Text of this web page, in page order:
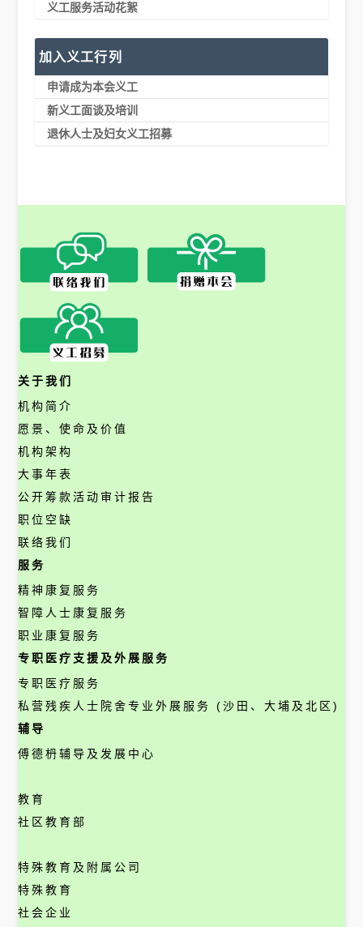
义工服务活动花絮
加入义工行列
申请成为本会义工
新义工面谈及培训
退休人士及妇女义工招募
关于我们
机构简介
愿景、使命及价值
机构架构
大事年表
公开筹款活动审计报告
职位空缺
联络我们
服务
精神康复服务
智障人士康复服务
职业康复服务
专职医疗支援及外展服务
专职医疗服务
私营残疾人士院舍专业外展服务 (沙田、大埔及北区)
辅导
傅德枬辅导及发展中心
教育
社区教育部
特殊教育及附属公司
特殊教育
社会企业